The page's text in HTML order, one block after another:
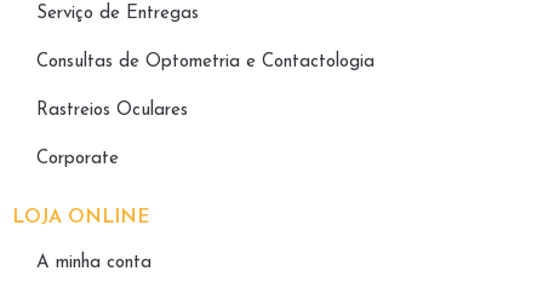
Serviço de Entregas
Consultas de Optometria e Contactologia​
Rastreios Oculares
Corporate
LOJA ONLINE
A minha conta